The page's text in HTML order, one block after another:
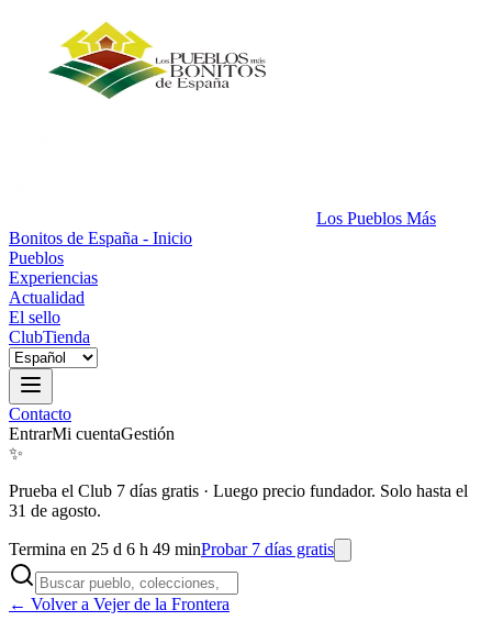
Los Pueblos Más
Bonitos de España - Inicio
Pueblos
Experiencias
Actualidad
El sello
ClubTienda
Contacto
EntrarMi cuentaGestión
✨
Prueba el Club 7 días gratis · Luego precio fundador. Solo hasta el
31 de agosto.
Termina en 25 d 6 h 49 minProbar 7 días gratis
← Volver a Vejer de la Frontera